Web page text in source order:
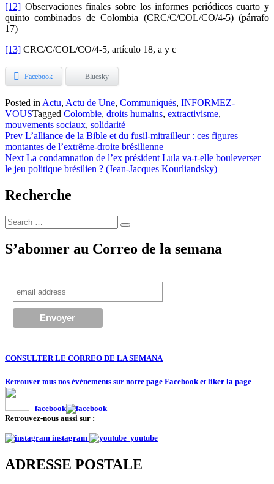
[12] Observaciones finales sobre los informes periódicos cuarto y
quinto combinados de Colombia (CRC/C/COL/CO/4-5) (párrafo
17)
[13] CRC/C/COL/CO/4-5, artículo 18, a y c
Facebook Bluesky
Posted in Actu, Actu de Une, Communiqués, INFORMEZ-
VOUSTagged Colombie, droits humains, extractivisme,
mouvements sociaux, solidarité
Navigation
de
l’article
Prev L’alliance de la Bible et du fusil-mitrailleur : ces figures
montantes de l’extrême-droite brésilienne
Next La condamnation de l’ex président Lula va-t-elle bouleverser
le jeu politique brésilien ? (Jean-Jacques Kourliandsky)
Recherche
Search
for:
Search
S’abonner au Correo de la semana
CONSULTER LE CORREO DE LA SEMANA
Retrouver tous nos événements sur notre page Facebook et liker la page
facebook
Retrouvez-nous aussi sur :
instagram youtube
ADRESSE POSTALE